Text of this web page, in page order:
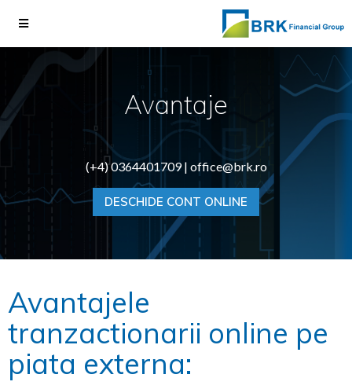
Avantaje
(+4) 0364401709 | office@brk.ro
DESCHIDE CONT ONLINE
Avantajele
tranzactionarii online pe
piata externa: